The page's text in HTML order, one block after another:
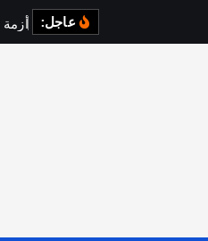
عاجل: أزم ة ا لكه